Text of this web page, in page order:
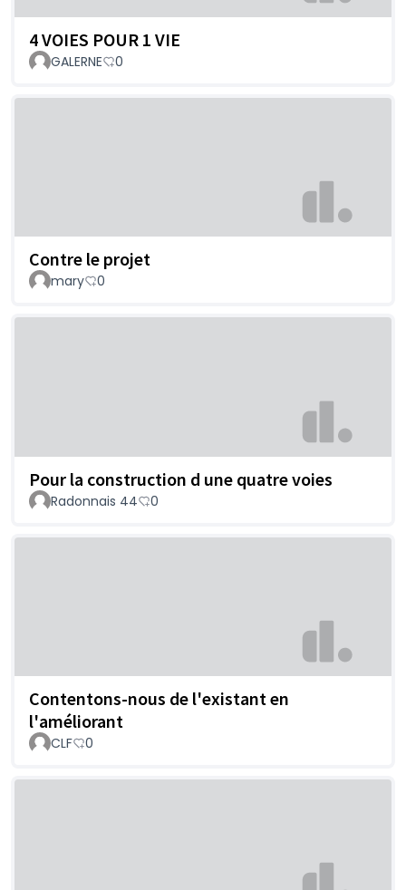
4 VOIES POUR 1 VIE
GALERNE 0
Contre le projet
mary 0
Pour la construction d une quatre voies
Radonnais 44 0
Contentons-nous de l'existant en
l'améliorant
CLF 0